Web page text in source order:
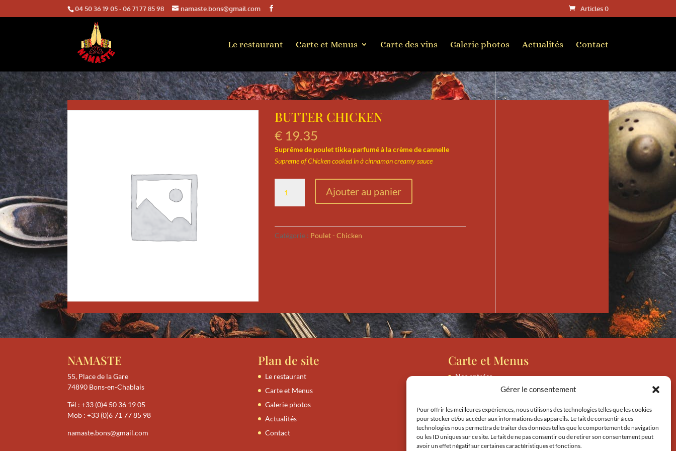
Gérer le consentement
Pour offrir les meilleures expériences, nous utilisons des technologies telles que les cookies
pour stocker et/ou accéder aux informations des appareils. Le fait de consentir à ces
technologies nous permettra de traiter des données telles que le comportement de navigation
ou les ID uniques sur ce site. Le fait de ne pas consentir ou de retirer son consentement peut
avoir un effet négatif sur certaines caractéristiques et fonctions.
04 50 36 19 05-06 71 77 85 98 namaste.bons@gmail.com Articles 0
Le restaurant Carte et Menus Carte des vins Galerie photos Actualités Contact
BUTTER CHICKEN
€ 19.35
Suprême de poulet tikka parfumé à la crème de cannelle
Supreme of Chicken cooked in à cinnamon creamy sauce
BUTTER
Ajouter au panier
Catégorie : Poulet - Chicken
NAMASTE
55, Place de la Gare
74890 Bons-en-Chablais
Tél :+33 (0)4 50 36 19 05
Mob :+33 (0)6 71 77 85 98
namaste.bons@gmail.com
Plan de site
Le restaurant
Carte et Menus
Galerie photos
Actualités
Contact
Carte et Menus
Nos entrées
Nos accompagnements
Nos plats végétariens
Nos thalis / byrianis